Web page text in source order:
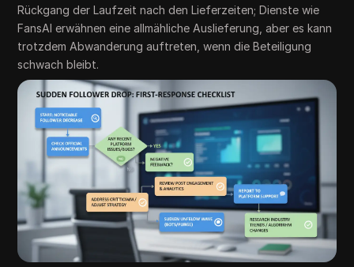
Rückgang der Laufzeit nach den Lieferzeiten; Dienste wie
FansAI erwähnen eine allmähliche Auslieferung, aber es kann
trotzdem Abwanderung auftreten, wenn die Beteiligung
schwach bleibt.